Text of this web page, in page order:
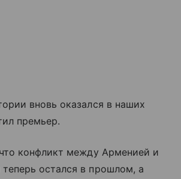
вновь оказался в наших
премьер.
конфликт между Арменией и
остался в прошлом, а